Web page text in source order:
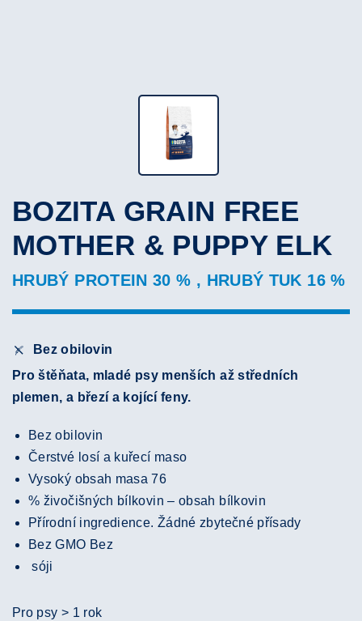
BOZITA GRAIN FREE
MOTHER & PUPPY ELK
HRUBÝ PROTEIN 30 % , HRUBÝ TUK 16 %
Bez obilovin
Pro štěňata, mladé psy menších až středních
plemen, a březí a kojící feny.
Bez obilovin
Čerstvé losí a kuřecí maso
Vysoký obsah masa 76
% živočišných bílkovin – obsah bílkovin
Přírodní ingredience. Žádné zbytečné přísady
Bez GMO Bez
sóji
Pro psy > 1 rok